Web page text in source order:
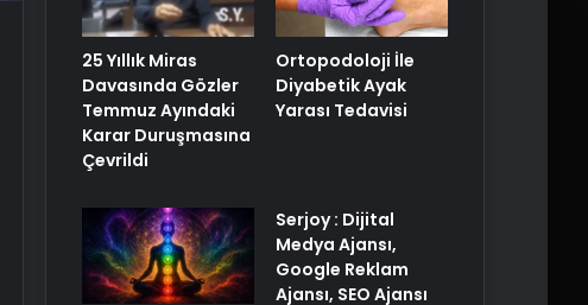
25 Yıllık Miras
Davasında Gözler
Temmuz Ayındaki
Karar Duruşmasına
Çevrildi
Ortopodoloji İle
Diyabetik Ayak
Yarası Tedavisi
Serjoy : Dijital
Medya Ajansı,
Google Reklam
Ajansı, SEO Ajansı